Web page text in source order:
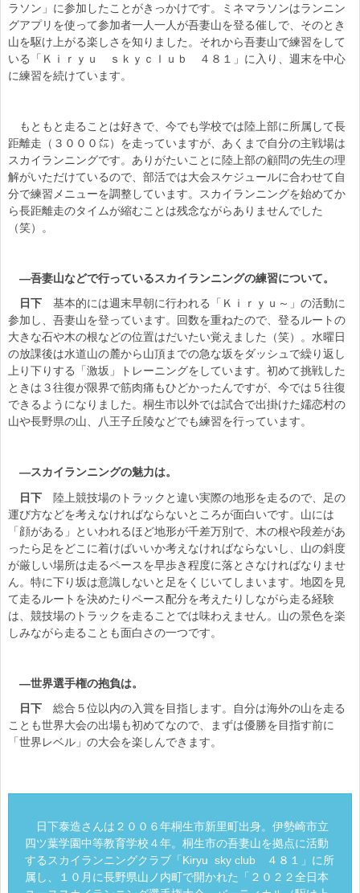
ラソン」に参加したことがきっかけです。ミネマラソンはランニン
グアプリを使って参加者一人一人が吾妻山を登る催しで、そのとき
山を駆け上がる楽しさを知りました。それから吾妻山で練習をして
いる「Ｋｉｒｙｕ ｓｋｙｃｌｕｂ ４８１」に入り、週末を中心
に練習を続けています。
もともと走ることは好きで、今でも学校では陸上部に所属して長
距離走（３０００㍍）を走っていますが、あくまで自分の主戦場は
スカイランニングです。ありがたいことに陸上部の顧問の先生の理
解がいただけているので、部活では大会スケジュールに合わせて自
分で練習メニューを調整しています。スカイランニングを始めてか
ら長距離走のタイムが縮むことは残念ながらありませんでした
（笑）。
―吾妻山などで行っているスカイランニングの練習について。
日下 基本的には週末早朝に行われる「Ｋｉｒｙｕ～」の活動に
参加し、吾妻山を登っています。回数を重ねたので、登るルートの
大きな石や木の根などの位置はだいたい覚えました（笑）。水曜日
の放課後は水道山の麓から山頂までの急な坂をダッシュで繰り返し
上り下りする「激坂」トレーニングをしています。初めて挑戦した
ときは３往復が限界で筋肉痛もひどかったんですが、今では５往復
できるようになりました。桐生市以外では試合で出掛けた嬬恋村の
山や長野県の山、八王子丘陵などでも練習を行っています。
―スカイランニングの魅力は。
日下 陸上競技場のトラックと違い実際の地形を走るので、足の
運び方などを考えなければならないところが面白いです。山には
「顔がある」といわれるほど地形が千差万別で、木の根や段差があ
ったら足をどこに着けばいいか考えなければならないし、山の斜度
が厳しい場所は走るペースを早歩き程度に落とさなければなりませ
ん。特に下り坂は意識しないと足をくじいてしまいます。地図を見
て走るルートを決めたりペース配分を考えたりしながら走る経験
は、競技場のトラックを走ることでは味わえません。山の景色を楽
しみながら走ることも面白さの一つです。
―世界選手権の抱負は。
日下 総合５位以内の入賞を目指します。自分は海外の山を走る
ことも世界大会の出場も初めてなので、まずは優勝を目指す前に
「世界レベル」の大会を楽しんできます。
日下泰造さんは２００６年桐生市新里町出身。伊勢崎市立
四ツ葉学園中等教育学校４年。桐生市の吾妻山を拠点に活動
するスカイランニングクラブ「Kiryu sky club ４８１」に所
属し、１０月に長野県山ノ内町で開かれた「２０２２全日本